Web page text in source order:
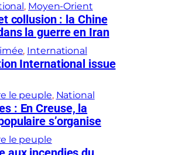
, Moyen-Orient
collusion : la Chine
la guerre en Iran
, International
International issue
le peuple, National
: En Creuse, la
s’organise
le peuple